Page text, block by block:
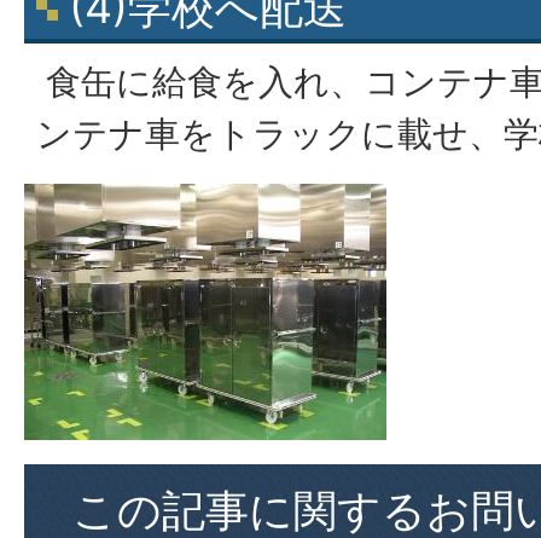
食缶に給食を入れ、コンテナ
ンテナ車をトラックに載せ、
この記事に関するお問